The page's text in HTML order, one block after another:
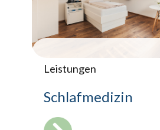
Leistungen
Schlafmedizin